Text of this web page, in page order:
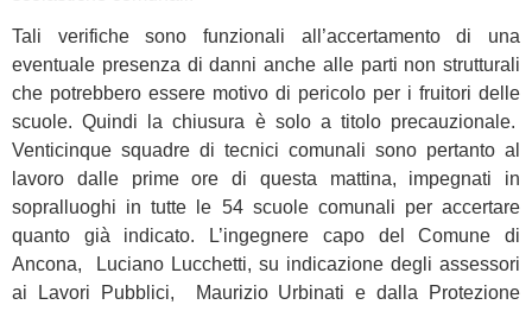
Tali verifiche sono funzionali all’accertamento di una
eventuale presenza di danni anche alle parti non strutturali
che potrebbero essere motivo di pericolo per i fruitori delle
scuole. Quindi la chiusura è solo a titolo precauzionale.
Venticinque squadre di tecnici comunali sono pertanto al
lavoro dalle prime ore di questa mattina, impegnati in
sopralluoghi in tutte le 54 scuole comunali per accertare
quanto già indicato. L’ingegnere capo del Comune di
Ancona, Luciano Lucchetti, su indicazione degli assessori
ai Lavori Pubblici, Maurizio Urbinati e dalla Protezione